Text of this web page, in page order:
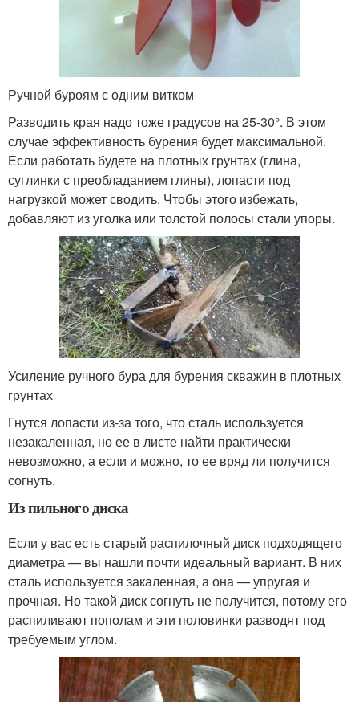
Ручной буроям с одним витком
Разводить края надо тоже градусов на 25-30°. В этом
случае эффективность бурения будет максимальной.
Если работать будете на плотных грунтах (глина,
суглинки с преобладанием глины), лопасти под
нагрузкой может сводить. Чтобы этого избежать,
добавляют из уголка или толстой полосы стали упоры.
Усиление ручного бура для бурения скважин в плотных
грунтах
Гнутся лопасти из-за того, что сталь используется
незакаленная, но ее в листе найти практически
невозможно, а если и можно, то ее вряд ли получится
согнуть.
Из пильного диска
Если у вас есть старый распилочный диск подходящего
диаметра — вы нашли почти идеальный вариант. В них
сталь используется закаленная, а она — упругая и
прочная. Но такой диск согнуть не получится, потому его
распиливают пополам и эти половинки разводят под
требуемым углом.